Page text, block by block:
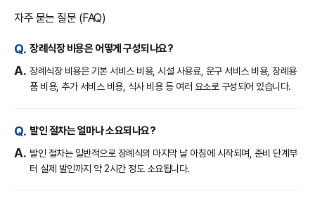
자주 묻는 질문 (FAQ)
장례식장 비용은 어떻게 구성되나요?
장례식장 비용은 기본 서비스 비용, 시설 사용료, 운구 서비스 비용, 장례용
품 비용, 추가 서비스 비용, 식사 비용 등 여러 요소로 구성되어 있습니다.
발인 절차는 얼마나 소요되나요?
발인 절차는 일반적으로 장례식의 마지막 날 아침에 시작되며, 준비 단계부
터 실제 발인까지 약 2시간 정도 소요됩니다.